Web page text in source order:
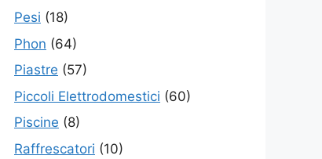
Pesi (18)
Phon (64)
Piastre (57)
Piccoli Elettrodomestici (60)
Piscine (8)
Raffrescatori (10)